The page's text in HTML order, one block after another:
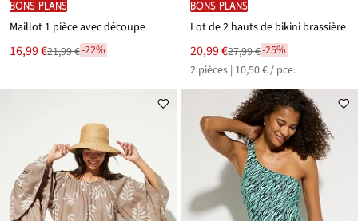
BONS PLANS
Maillot 1 pièce avec découpe
Le
nouveau
est
16,99 €
Remise
partir
21,99 €-22%
BONS PLANS
Lot de 2 hauts de bikini brassière
Le
nouveau
prix
est
20,99 €
Remise
à
partir
27,99 €-25%
2 pièces | 10,50 € / pce.